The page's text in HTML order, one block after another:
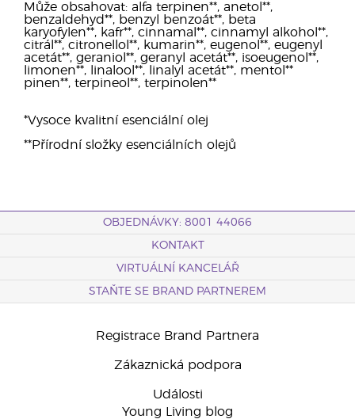
Může obsahovat: alfa terpinen**, anetol**,
benzaldehyd**, benzyl benzoát**, beta
karyofylen**, kafr**, cinnamal**, cinnamyl alkohol**,
citrál**, citronellol**, kumarin**, eugenol**, eugenyl
acetát**, geraniol**, geranyl acetát**, isoeugenol**,
limonen**, linalool**, linalyl acetát**, mentol**
pinen**, terpineol**, terpinolen**
*Vysoce kvalitní esenciální olej
**Přírodní složky esenciálních olejů
OBJEDNÁVKY: 8001 44066
KONTAKT
VIRTUÁLNÍ KANCELÁŘ
STAŇTE SE BRAND PARTNEREM
Registrace Brand Partnera
Zákaznická podpora
Události
Young Living blog